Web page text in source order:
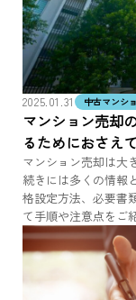
2025.01.31 中古マンシ
マンション売却
るためにおさえ
マンション売却は大
続きには多くの情報
格設定方法、必要書
て手順や注意点をご